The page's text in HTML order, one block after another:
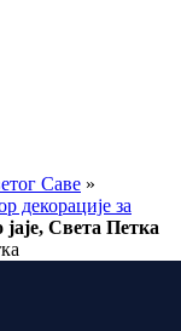
Саве »
декорације за
Света Петка